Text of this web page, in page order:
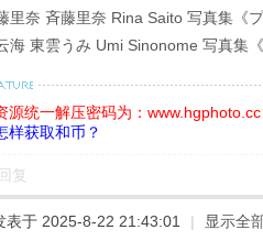
ＳＰ！４》[54P]
里奈 斉藤里奈 Rina Saito 写真集《
海 東雲うみ Umi Sinonome 写真集
源统一解压密码为：www.hgphoto.cc
样获取和币？
回复
表于 2025-8-22 21:43:01 | 显示全